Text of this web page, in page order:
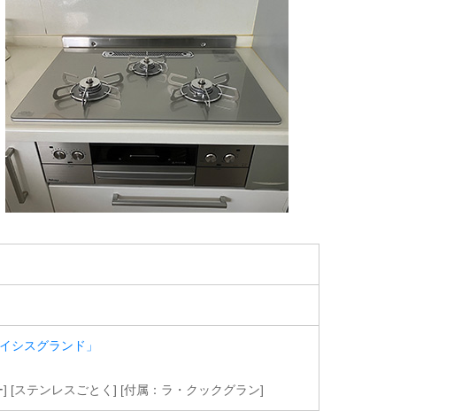
シスグランド」
[ステンレスごとく] [付属：ラ・クックグラン]